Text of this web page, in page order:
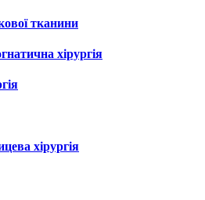
тканини
хірургія
хірургія